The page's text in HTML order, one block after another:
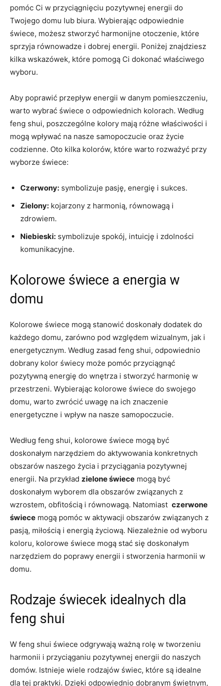
pomóc Ci w przyciągnięciu pozytywnej energii⁢ do
⁢Twojego‌ domu lub⁣ biura. Wybierając odpowiednie
świece, możesz stworzyć⁣ harmonijne otoczenie, które
sprzyja równowadze ⁢i dobrej energii. Poniżej znajdziesz
kilka wskazówek, które pomogą Ci ⁣dokonać ​właściwego
wyboru.
Aby poprawić przepływ ‍energii⁣ w danym pomieszczeniu,
warto ‍wybrać świece o odpowiednich kolorach.‍ Według
‌feng‍ shui, poszczególne kolory​ mają różne właściwości i
mogą wpływać na ‍nasze samopoczucie oraz życie
codzienne.‌ Oto kilka kolorów,‍ które⁤ warto rozważyć przy
wyborze ‍świece:
Czerwony: symbolizuje ‌pasję, energię i sukces.
Zielony: kojarzony z harmonią, ⁢równowagą i
‌zdrowiem.
Niebieski: symbolizuje spokój, intuicję i zdolności
komunikacyjne.
Kolorowe świece a energia w
domu
Kolorowe świece mogą stanowić doskonały dodatek ‌do
każdego​ domu, zarówno pod⁤ względem‌ wizualnym, jak i
energetycznym. Według zasad feng ⁣shui, odpowiednio
dobrany kolor świecy ⁤może pomóc przyciągnąć
pozytywną energię ‌do wnętrza i stworzyć harmonię w ​
przestrzeni. ​Wybierając​ kolorowe⁤ świece do swojego
domu, warto zwrócić uwagę⁢ na⁤ ich znaczenie
energetyczne i⁢ wpływ na nasze samopoczucie.
Według feng shui, kolorowe świece mogą być
doskonałym narzędziem do ‍aktywowania konkretnych⁤
obszarów naszego życia i przyciągania pozytywnej‍
energii. Na przykład zielone⁤ świece mogą ⁣być
doskonałym wyborem dla obszarów ⁣związanych z
⁤wzrostem, obfitością i‌ równowagą. Natomiast ⁣ czerwone
świece mogą pomóc w aktywacji obszarów związanych ⁤z
pasją, miłością‌ i ⁣energią życiową. Niezależnie⁤ od wyboru‍
koloru, kolorowe świece mogą stać się‌ doskonałym
narzędziem do ‍poprawy energii i stworzenia‌ harmonii w
domu.
Rodzaje świecek idealnych dla​
feng shui
W feng shui świece odgrywają ważną rolę w‍ tworzeniu
harmonii i przyciąganiu ​pozytywnej energii do ‍naszych​
domów. Istnieje wiele rodzajów ​świec, które są idealne​
dla tej‍ praktyki. ‍Dzięki odpowiednio dobranym świetnym,